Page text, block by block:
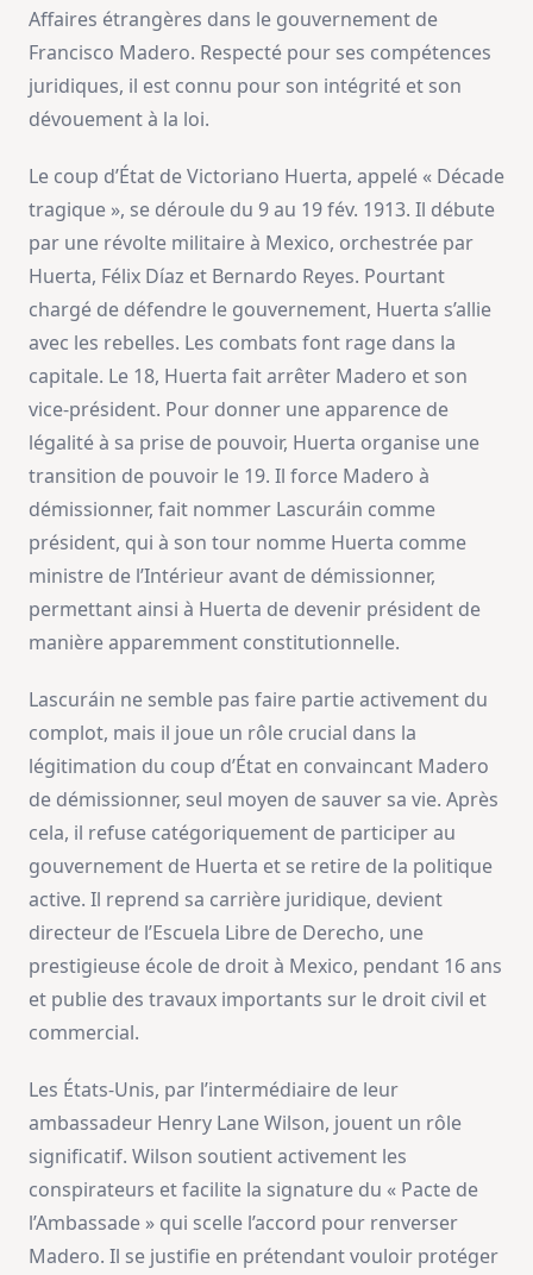
Affaires étrangères dans le gouvernement de
Francisco Madero. Respecté pour ses compétences
juridiques, il est connu pour son intégrité et son
dévouement à la loi.
Le coup d’État de Victoriano Huerta, appelé « Décade
tragique », se déroule du 9 au 19 fév. 1913. Il débute
par une révolte militaire à Mexico, orchestrée par
Huerta, Félix Díaz et Bernardo Reyes. Pourtant
chargé de défendre le gouvernement, Huerta s’allie
avec les rebelles. Les combats font rage dans la
capitale. Le 18, Huerta fait arrêter Madero et son
vice-président. Pour donner une apparence de
légalité à sa prise de pouvoir, Huerta organise une
transition de pouvoir le 19. Il force Madero à
démissionner, fait nommer Lascuráin comme
président, qui à son tour nomme Huerta comme
ministre de l’Intérieur avant de démissionner,
permettant ainsi à Huerta de devenir président de
manière apparemment constitutionnelle.
Lascuráin ne semble pas faire partie activement du
complot, mais il joue un rôle crucial dans la
légitimation du coup d’État en convaincant Madero
de démissionner, seul moyen de sauver sa vie. Après
cela, il refuse catégoriquement de participer au
gouvernement de Huerta et se retire de la politique
active. Il reprend sa carrière juridique, devient
directeur de l’Escuela Libre de Derecho, une
prestigieuse école de droit à Mexico, pendant 16 ans
et publie des travaux importants sur le droit civil et
commercial.
Les États-Unis, par l’intermédiaire de leur
ambassadeur Henry Lane Wilson, jouent un rôle
significatif. Wilson soutient activement les
conspirateurs et facilite la signature du « Pacte de
l’Ambassade » qui scelle l’accord pour renverser
Madero. Il se justifie en prétendant vouloir protéger